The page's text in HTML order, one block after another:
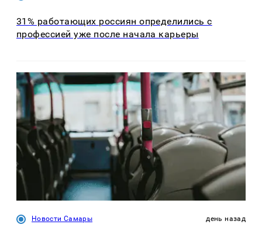
31% работающих россиян определились с
профессией уже после начала карьеры
Новости Самары день назад